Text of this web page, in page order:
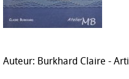
Auteur: Burkhard Claire -